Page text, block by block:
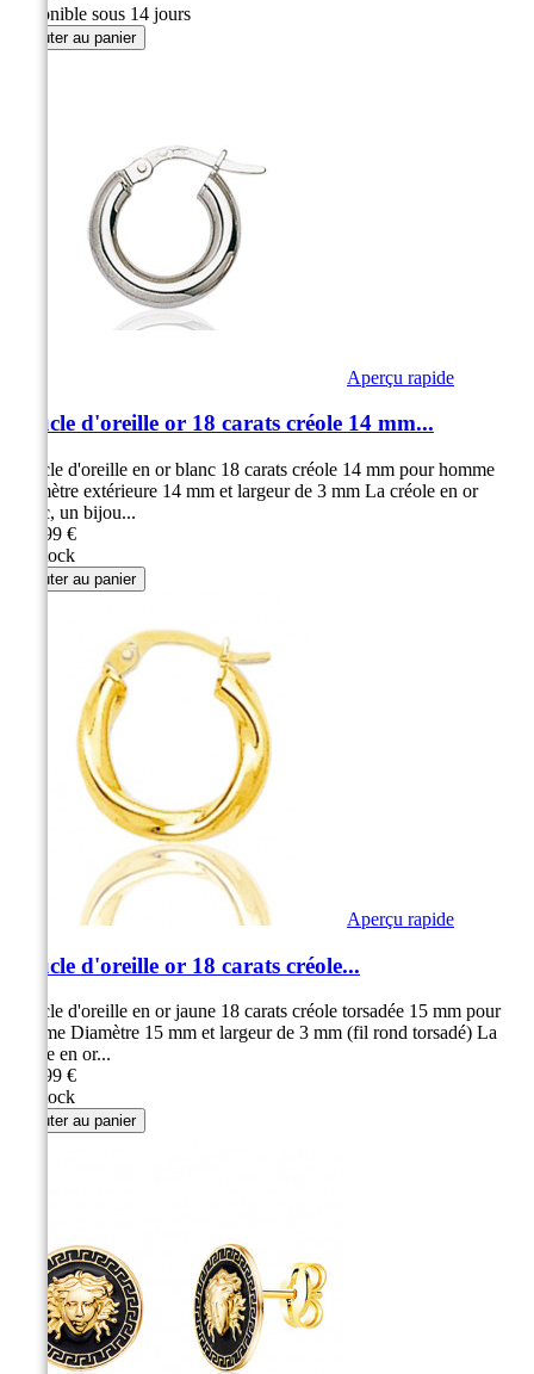
disponible sous 14 jours
Ajouter au panier
Aperçu rapide
Boucle d'oreille or 18 carats créole 14 mm...
Boucle d'oreille en or blanc 18 carats créole 14 mm pour homme
Diamètre extérieure 14 mm et largeur de 3 mm La créole en or
blanc, un bijou...
169,99 €
En stock
Ajouter au panier
Aperçu rapide
Boucle d'oreille or 18 carats créole...
Boucle d'oreille en or jaune 18 carats créole torsadée 15 mm pour
homme Diamètre 15 mm et largeur de 3 mm (fil rond torsadé) La
créole en or...
169,99 €
En stock
Ajouter au panier